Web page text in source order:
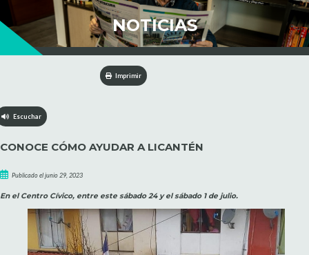
NOTICIAS
Imprimir
Escuchar
CONOCE CÓMO AYUDAR A LICANTÉN
Publicado el junio 29, 2023
En el Centro Cívico, entre este sábado 24 y el sábado 1 de julio.